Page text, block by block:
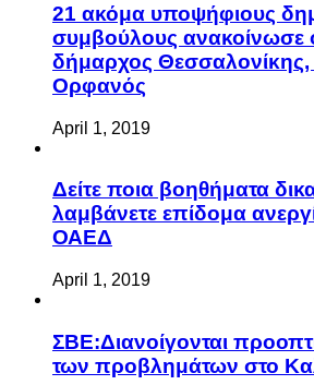
21 ακόμα υποψήφιους
συμβούλους ανακοίνωσε
δήμαρχος Θεσσαλονίκης,
Ορφανός
April 1, 2019
Δείτε ποια βοηθήματα
λαμβάνετε επίδομα
ΟΑΕΔ
April 1, 2019
ΣΒΕ:Διανοίγονται
των προβλημάτων στο